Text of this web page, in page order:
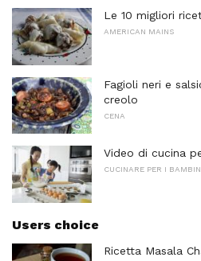
Le 10 migliori
AMERICAN MAINS
Fagioli neri e
creolo
CENA
Video di cucina
CUCINARE PER I
Users choice
Ricetta Masala